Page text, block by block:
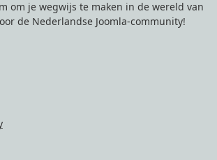
om je wegwijs te maken in de wereld van
de Nederlandse Joomla-community!